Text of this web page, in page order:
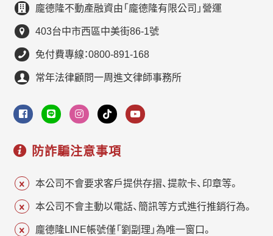
龐德隆不動產融資由「龐德隆有限公司」營運
403台中市西區中美街86-1號
免付費專線：0800-891-168
常年法律顧問一周進文律師事務所
防詐騙注意事項
本公司不會要求客戶提供存摺、提款卡、印章等。
本公司不會主動以電話、簡訊等方式進行推銷行為。
龐德隆LINE帳號僅「劉副理」為唯一窗口。